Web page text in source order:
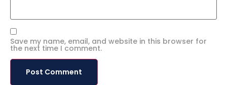
Save my name, email, and website in this browser for
the next time I comment.